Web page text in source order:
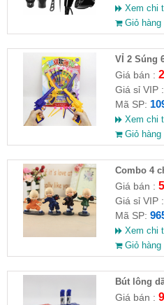
Xem chi
Giỏ hàng
VỈ 2 Súng
Giá bán :
Giá sỉ VIP :
Mã SP:
Xem chi
Giỏ hàng
Combo 4
HĐ )
Giá bán :
Giá sỉ VIP :
Mã SP:
Xem chi
Giỏ hàng
Bút lông
Giá bán :